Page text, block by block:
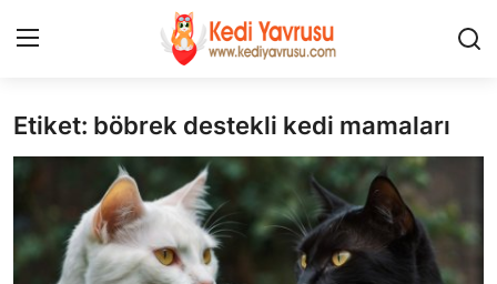
Giriş Kayıt Ol
HAKKIMIZDA
Etiket: böbrek destekli kedi mamaları